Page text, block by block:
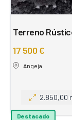
Terreno
17 500 €
Angeja
2.850,00
Destacado